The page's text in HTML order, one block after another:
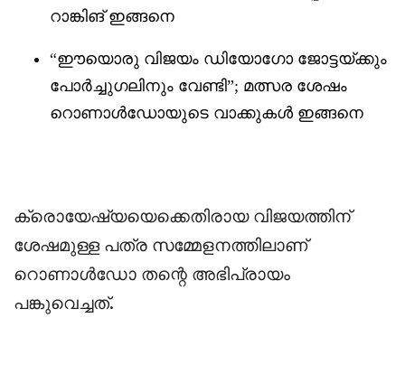
റാങ്കിങ് ഇങ്ങനെ
“ഈയൊരു വിജയം ഡിയോഗോ ജോട്ടയ്ക്കും
പോർച്ചുഗലിനും വേണ്ടി”; മത്സര ശേഷം
റൊണാൾഡോയുടെ വാക്കുകൾ ഇങ്ങനെ
‎ക്രൊയേഷ്യയെക്കെതിരായ വിജയത്തിന്
ശേഷമുള്ള പത്ര സമ്മേളനത്തിലാണ്
റൊണാൾഡോ തന്റെ അഭിപ്രായം
പങ്കുവെച്ചത്.